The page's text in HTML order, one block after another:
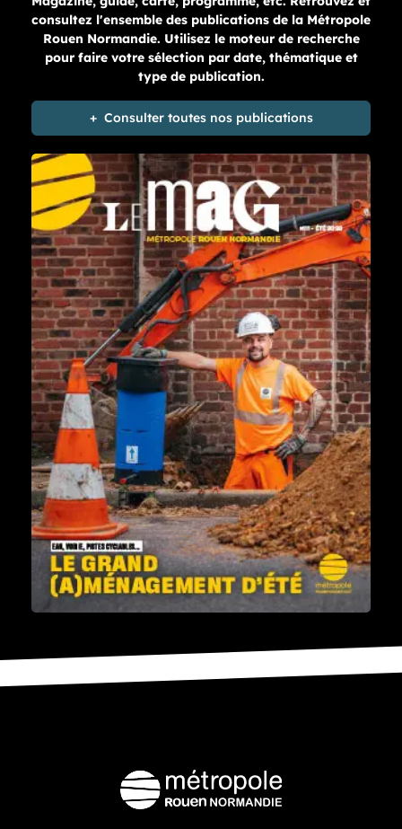
consultez l'ensemble des publications de la Métropole
Rouen Normandie. Utilisez le moteur de recherche
pour faire votre sélection par date, thématique et
type de publication.
Consulter toutes nos publications
Télécharger "Le Mag n°111 - Le grand (a)ménagement